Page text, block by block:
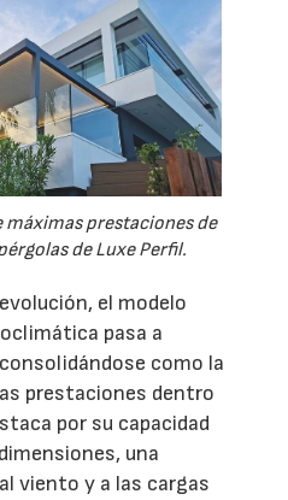
máximas prestaciones de
de Luxe Perfil.
el modelo
pasa a
como la
prestaciones dentro
por su capacidad
una
viento y a las cargas